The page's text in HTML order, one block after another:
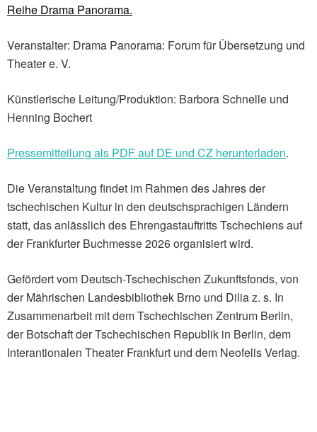
Reihe Drama Panorama.
Veranstalter: Drama Panorama: Forum für Übersetzung und
Theater e. V.
Künstlerische Leitung/Produktion: Barbora Schnelle und
Henning Bochert
Pressemitteilung als PDF auf DE und CZ herunterladen.
Die Veranstaltung findet im Rahmen des Jahres der
tschechischen Kultur in den deutschsprachigen Ländern
statt, das anlässlich des Ehrengastauftritts Tschechiens auf
der Frankfurter Buchmesse 2026 organisiert wird.
Gefördert vom Deutsch-Tschechischen Zukunftsfonds, von
der Mährischen Landesbibliothek Brno und Dilia z. s. In
Zusammenarbeit mit dem Tschechischen Zentrum Berlin,
der Botschaft der Tschechischen Republik in Berlin, dem
Interantionalen Theater Frankfurt und dem Neofelis Verlag.